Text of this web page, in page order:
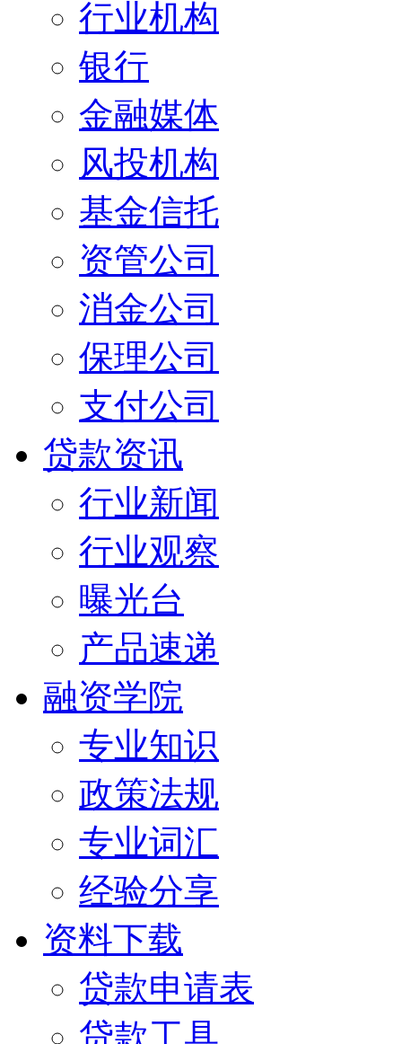
行业机构
银行
金融媒体
风投机构
基金信托
资管公司
消金公司
保理公司
支付公司
贷款资讯
行业新闻
行业观察
曝光台
产品速递
融资学院
专业知识
政策法规
专业词汇
经验分享
资料下载
贷款申请表